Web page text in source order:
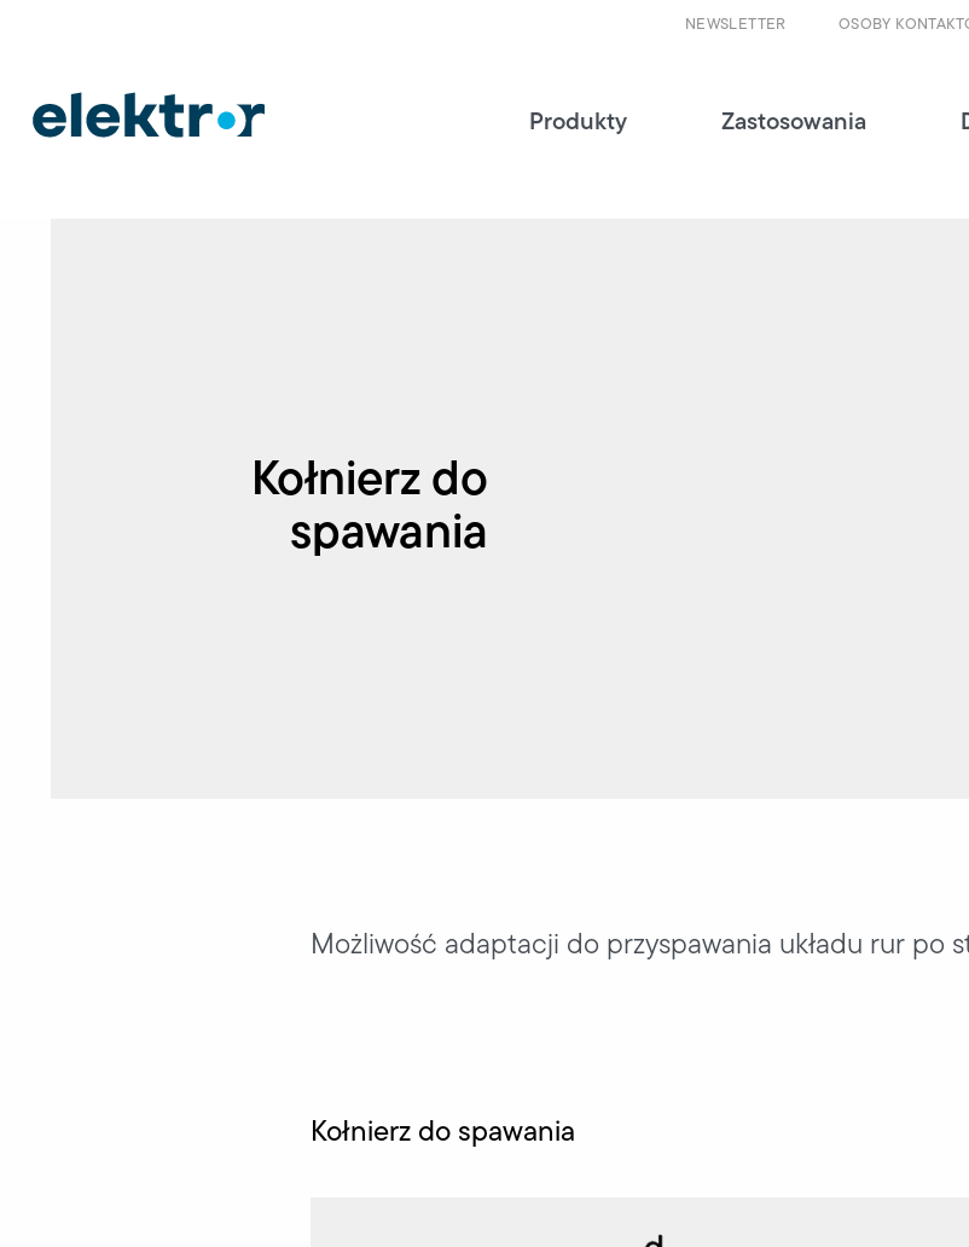
OSOBY
NEWSLETTER
Produkty Zastosowania
Kołnierz do
spawania
Możliwość adaptacji do przyspawania układu rur po
Kołnierz do spawania